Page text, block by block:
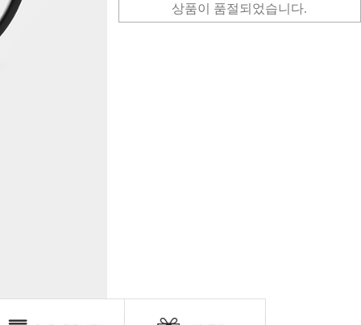
상품이 품절되었습니다.